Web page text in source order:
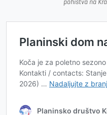
pohištva na